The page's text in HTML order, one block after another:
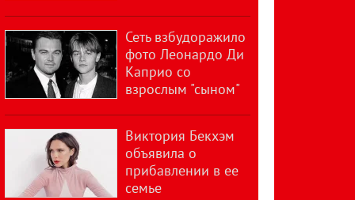
Сеть взбудоражило
фото Леонардо Ди
Каприо со
взрослым "сыном"
Виктория Бекхэм
объявила о
прибавлении в ее
семье